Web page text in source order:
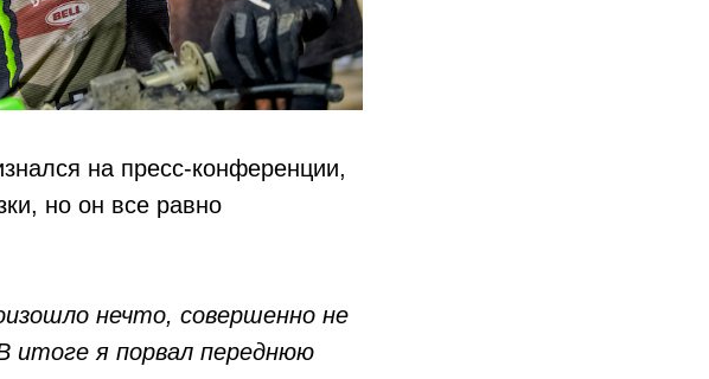
на пресс-конференции,
но он все равно
нечто, совершенно не
итоге я порвал переднюю